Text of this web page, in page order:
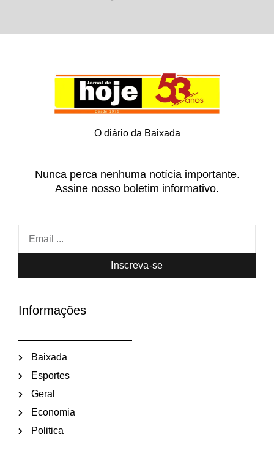
O diário da Baixada
Nunca perca nenhuma notícia importante.
Assine nosso boletim informativo.
Inscreva-se
Informações
Baixada
Esportes
Geral
Economia
Politica